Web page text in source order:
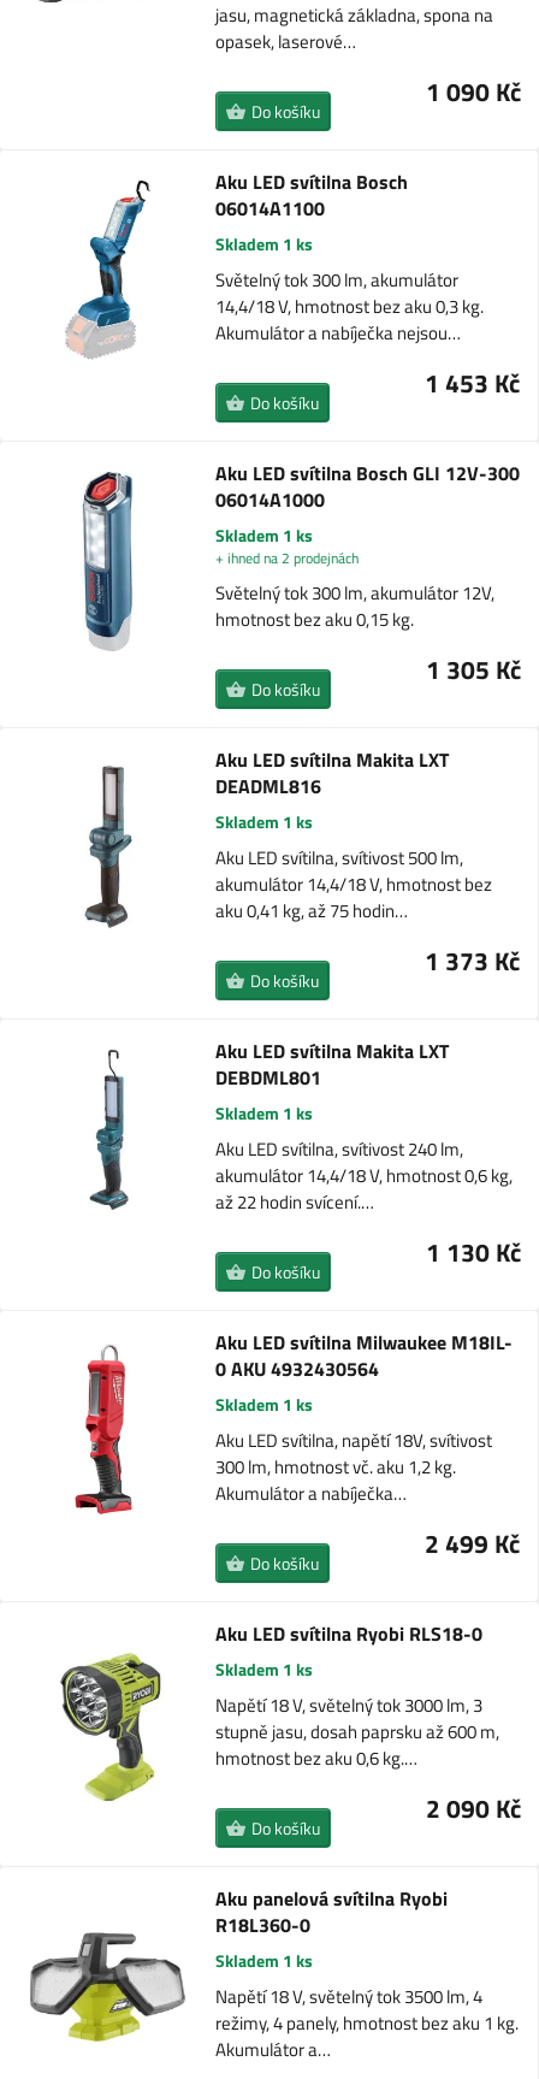
jasu, magnetická základna, spona na
opasek, laserové…
1 090 Kč
Do košíku
Aku LED svítilna Bosch
06014A1100
Skladem 1 ks
Světelný tok 300 lm, akumulátor
14,4/18 V, hmotnost bez aku 0,3 kg.
Akumulátor a nabíječka nejsou…
1 453 Kč
Do košíku
Aku LED svítilna Bosch GLI 12V-300
06014A1000
Skladem 1 ks
+ ihned na 2 prodejnách
Světelný tok 300 lm, akumulátor 12V,
hmotnost bez aku 0,15 kg.
1 305 Kč
Do košíku
Aku LED svítilna Makita LXT
DEADML816
Skladem 1 ks
Aku LED svítilna, svítivost 500 lm,
akumulátor 14,4/18 V, hmotnost bez
aku 0,41 kg, až 75 hodin…
1 373 Kč
Do košíku
Aku LED svítilna Makita LXT
DEBDML801
Skladem 1 ks
Aku LED svítilna, svítivost 240 lm,
akumulátor 14,4/18 V, hmotnost 0,6 kg,
až 22 hodin svícení.…
1 130 Kč
Do košíku
Aku LED svítilna Milwaukee M18IL-
0 AKU 4932430564
Skladem 1 ks
Aku LED svítilna, napětí 18V, svítivost
300 lm, hmotnost vč. aku 1,2 kg.
Akumulátor a nabíječka…
2 499 Kč
Do košíku
Aku LED svítilna Ryobi RLS18-0
Skladem 1 ks
Napětí 18 V, světelný tok 3000 lm, 3
stupně jasu, dosah paprsku až 600 m,
hmotnost bez aku 0,6 kg.…
2 090 Kč
Do košíku
Aku panelová svítilna Ryobi
R18L360-0
Skladem 1 ks
Napětí 18 V, světelný tok 3500 lm, 4
režimy, 4 panely, hmotnost bez aku 1 kg.
Akumulátor a…